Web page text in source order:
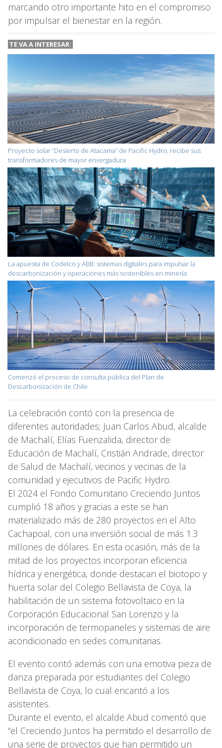
marcando otro importante hito en el compromiso
por impulsar el bienestar en la región.
TE VA A INTERESAR:
Proyecto solar “Desierto de Atacama” de Pacific Hydro, recibe sus
transformadores de mayor envergadura
La apuesta de Codelco y ABB: sistemas digitales para impulsar la
descarbonización y operaciones más sostenibles en minería
Comenzó el proceso de consulta pública del Plan de
Descarbonización de Chile
La celebración contó con la presencia de
diferentes autoridades; Juan Carlos Abud, alcalde
de Machalí, Elías Fuenzalida, director de
Educación de Machalí, Cristián Andrade, director
de Salud de Machalí, vecinos y vecinas de la
comunidad y ejecutivos de Pacific Hydro.
El 2024 el Fondo Comunitario Creciendo Juntos
cumplió 18 años y gracias a este se han
materializado más de 280 proyectos en el Alto
Cachapoal, con una inversión social de más 1.3
millones de dólares. En esta ocasión, más de la
mitad de los proyectos incorporan eficiencia
hídrica y energética, donde destacan el biotopo y
huerta solar del Colegio Bellavista de Coya, la
habilitación de un sistema fotovoltaico en la
Corporación Educacional San Lorenzo y la
incorporación de termopaneles y sistemas de aire
acondicionado en sedes comunitarias.
El evento contó además con una emotiva pieza de
danza preparada por estudiantes del Colegio
Bellavista de Coya, lo cual encantó a los
asistentes.
Durante el evento, el alcalde Abud comentó que
“el Creciendo Juntos ha permitido el desarrollo de
una serie de proyectos que han permitido un